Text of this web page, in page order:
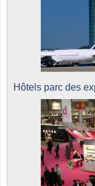
Hôtels parc des